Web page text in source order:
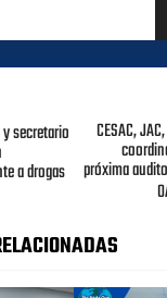
secretario
a drogas
CESAC,
próxima